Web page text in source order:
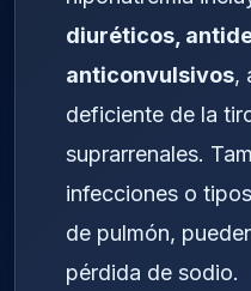
diuréticos,
anticonvulsivos,
deficiente de la
suprarrenales.
infecciones o
de pulmón,
pérdida de sodio.